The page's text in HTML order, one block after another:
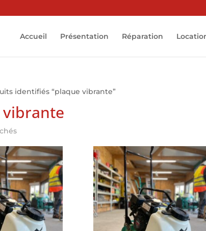
Accueil Présentation Réparation
identifiés “plaque vibrante”